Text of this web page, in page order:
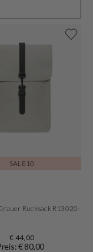
SALE10
Rucksack R13020-
€ 44,00
€ 80,00